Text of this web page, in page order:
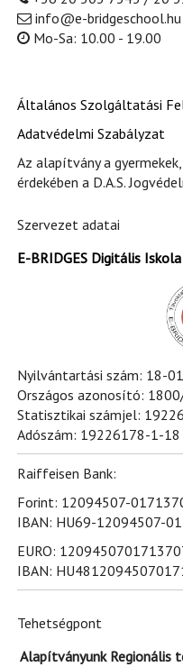
info@e-bridgeschool.hu
Mo-Sa: 10.00 - 19.00
Általános Szolgáltatási
Adatvédelmi Szabályzat
Az alapítvány a
érdekében a D.A.S.
Szervezet adatai
E-BRIDGES Digitális
Nyilvántartási szám: 18-
Országos azonosító:
Statisztikai számjel:
Adószám: 19226178-1-18
Raiffeisen Bank:
Forint: 12094507-
IBAN: HU69-12094507-
EURO:
IBAN:
Tehetségpont
Alapítványunk Regionális